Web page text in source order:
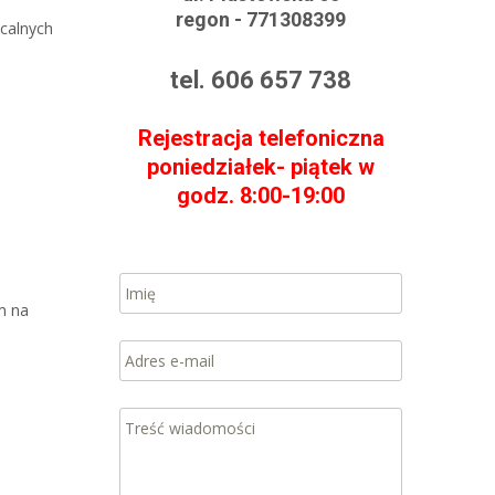
na
regon - 771308399
tel. 606 657 738
Rejestracja telefoniczna
poniedziałek- piątek w
godz. 8:00-19:00